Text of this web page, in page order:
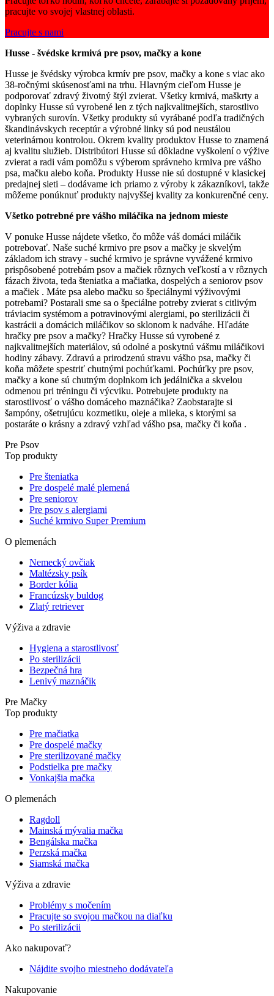
pracujte vo svojej vlastnej oblasti.
Pracujte s nami
Husse - švédske krmivá pre psov, mačky a kone
Husse je švédsky výrobca krmív pre psov, mačky a kone s viac ako
38-ročnými skúsenosťami na trhu. Hlavným cieľom Husse je
podporovať zdravý životný štýl zvierat. Všetky krmivá, maškrty a
doplnky Husse sú vyrobené len z tých najkvalitnejších, starostlivo
vybraných surovín. Všetky produkty sú vyrábané podľa tradičných
škandinávskych receptúr a výrobné linky sú pod neustálou
veterinárnou kontrolou. Okrem kvality produktov Husse to znamená
aj kvalitu služieb. Distribútori Husse sú dôkladne vyškolení o výžive
zvierat a radi vám pomôžu s výberom správneho krmiva pre vášho
psa, mačku alebo koňa. Produkty Husse nie sú dostupné v klasickej
predajnej sieti – dodávame ich priamo z výroby k zákazníkovi, takže
môžeme ponúknuť produkty najvyššej kvality za konkurenčné ceny.
Všetko potrebné pre vášho miláčika na jednom mieste
V ponuke Husse nájdete všetko, čo môže váš domáci miláčik
potrebovať. Naše suché krmivo pre psov a mačky je skvelým
základom ich stravy - suché krmivo je správne vyvážené krmivo
prispôsobené potrebám psov a mačiek rôznych veľkostí a v rôznych
fázach života, teda šteniatka a mačiatka, dospelých a seniorov psov
a mačiek . Máte psa alebo mačku so špeciálnymi výživovými
potrebami? Postarali sme sa o špeciálne potreby zvierat s citlivým
tráviacim systémom a potravinovými alergiami, po sterilizácii či
kastrácii a domácich miláčikov so sklonom k nadváhe. Hľadáte
hračky pre psov a mačky? Hračky Husse sú vyrobené z
najkvalitnejších materiálov, sú odolné a poskytnú vášmu miláčikovi
hodiny zábavy. Zdravú a prirodzenú stravu vášho psa, mačky či
koňa môžete spestriť chutnými pochúťkami. Pochúťky pre psov,
mačky a kone sú chutným doplnkom ich jedálnička a skvelou
odmenou pri tréningu či výcviku. Potrebujete produkty na
starostlivosť o vášho domáceho maznáčika? Zaobstarajte si
šampóny, ošetrujúcu kozmetiku, oleje a mlieka, s ktorými sa
postaráte o krásny a zdravý vzhľad vášho psa, mačky či koňa .
Pre Psov
Top produkty
Pre šteniatka
Pre dospelé malé plemená
Pre seniorov
Pre psov s alergiami
Suché krmivo Super Premium
O plemenách
Nemecký ovčiak
Maltézsky psík
Border kólia
Francúzsky buldog
Zlatý retriever
Výživa a zdravie
Hygiena a starostlivosť
Po sterilizácii
Bezpečná hra
Lenivý maznáčik
Pre Mačky
Top produkty
Pre mačiatka
Pre dospelé mačky
Pre sterilizované mačky
Podstielka pre mačky
Vonkajšia mačka
O plemenách
Ragdoll
Mainská mývalia mačka
Bengálska mačka
Perzská mačka
Siamská mačka
Výživa a zdravie
Problémy s močením
Pracujte so svojou mačkou na diaľku
Po sterilizácii
Ako nakupovať?
Nájdite svojho miestneho dodávateľa
Nakupovanie